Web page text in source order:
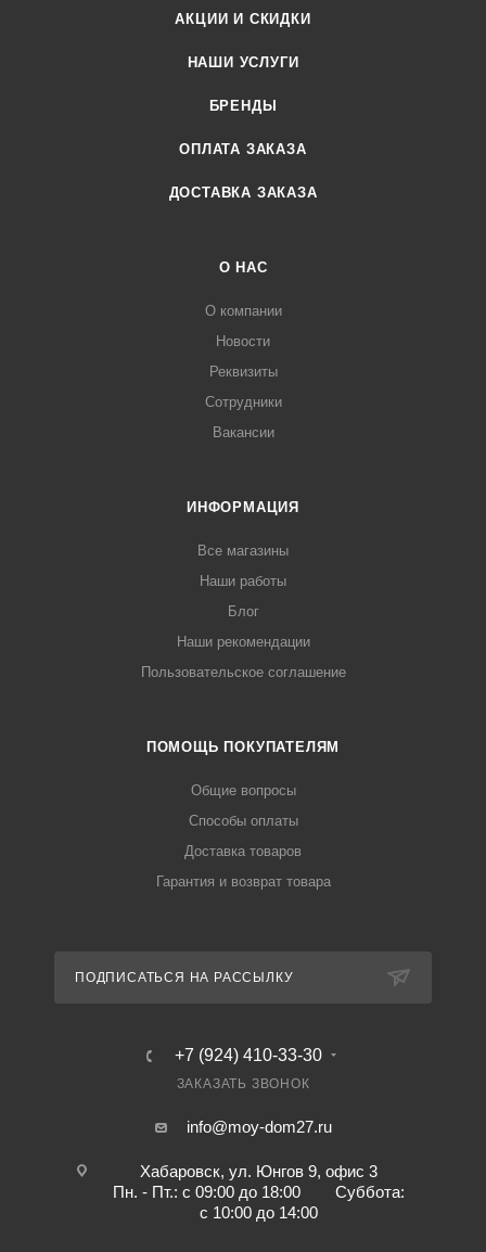
АКЦИИ И СКИДКИ
НАШИ УСЛУГИ
БРЕНДЫ
ОПЛАТА ЗАКАЗА
ДОСТАВКА ЗАКАЗА
О НАС
О компании
Новости
Реквизиты
Сотрудники
Вакансии
ИНФОРМАЦИЯ
Все магазины
Наши работы
Блог
Наши рекомендации
Пользовательское соглашение
ПОМОЩЬ ПОКУПАТЕЛЯМ
Общие вопросы
Способы оплаты
Доставка товаров
Гарантия и возврат товара
ПОДПИСАТЬСЯ НА РАССЫЛКУ
+7 (924) 410-33-30
ЗАКАЗАТЬ ЗВОНОК
info@moy-dom27.ru
Хабаровск, ул. Юнгов 9, офис 3
Пн. - Пт.: с 09:00 до 18:00 Суббота:
с 10:00 до 14:00